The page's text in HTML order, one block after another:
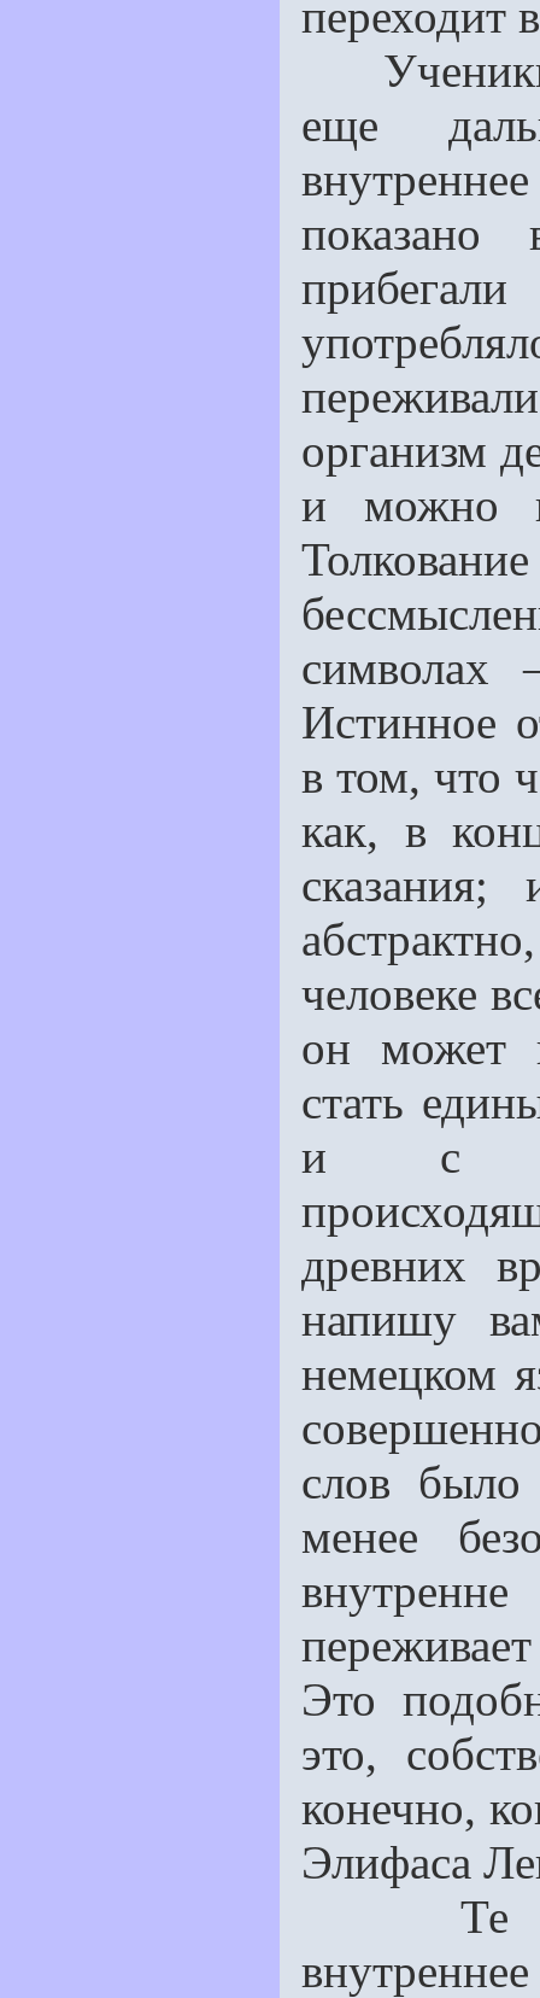
переходит
Ученики
еще
организм
и можно
символах
Истинное
в том, что
как, в
сказания;
человеке
он может
стать
и с
древних
напишу
немецком
слов
менее
Это
это,
конечно,
Элифаса
Те